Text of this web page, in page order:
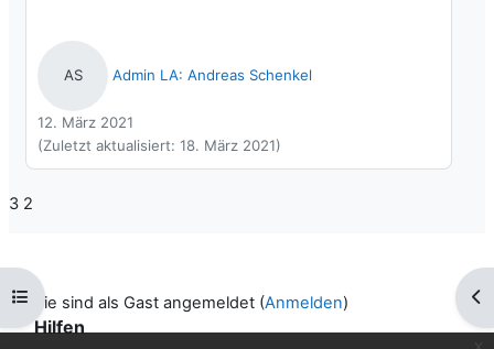
Kursindex öffnen
AS Admin LA: Andreas Schenkel
12. März 2021
(Zuletzt aktualisiert: 18. März 2021)
3 2
Sie sind als Gast angemeldet (Anmelden)
Hilfen